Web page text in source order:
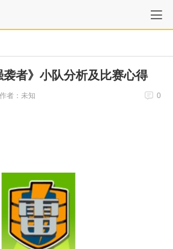
袭者》小队分析及比赛心得
作者：未知 0